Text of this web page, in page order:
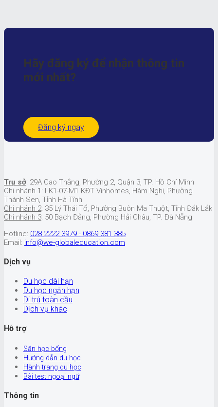
Hãy đăng ký để nhận thông tin
mới nhất?
Đăng ký ngay
Trụ sở: 29A Cao Thắng, Phường 2, Quận 3, TP. Hồ Chí Minh
Chi nhánh 1 : LK1-07-M1 KĐT Vinhomes, Hàm Nghi, Phường
Thành Sen, Tỉnh Hà Tĩnh
Chi nhánh 2: 35 Lý Thái Tổ, Phường Buôn Ma Thuột, Tỉnh Đắk Lắk
Chi nhánh 3: 50 Bạch Đằng, Phường Hải Châu, TP. Đà Nẵng
Hotline: 028 2222 3979 - 0869 381 385
Email: info@we-globaleducation.com
Dịch vụ
Du học dài hạn
Du học ngắn hạn
Di trú toàn cầu
Dịch vụ khác
Hỗ trợ
Săn học bổng
Hướng dẫn du học
Hành trang du học
Bài test ngoại ngữ
Thông tin